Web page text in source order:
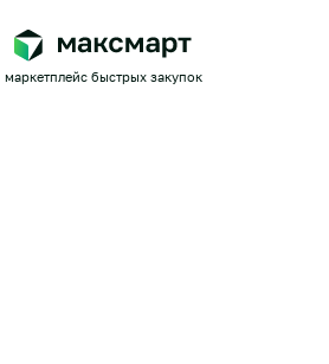
маркетплейс быстрых закупок